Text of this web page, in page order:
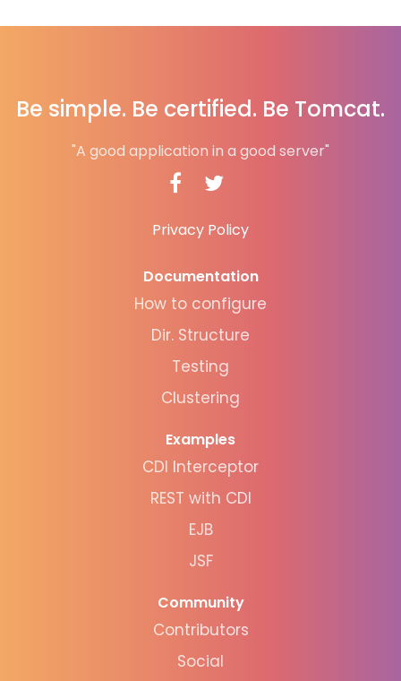
Be simple. Be certified. Be Tomcat.
"A good application in a good server"
Privacy Policy
Documentation
How to configure
Dir. Structure
Testing
Clustering
Examples
CDI Interceptor
REST with CDI
EJB
JSF
Community
Contributors
Social